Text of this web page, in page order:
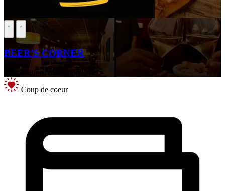
BEER’S CORNER
Restauration, cafés, hôtellerie
Coup de coeur